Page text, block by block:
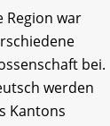
Region war
bei.
werden
Kantons